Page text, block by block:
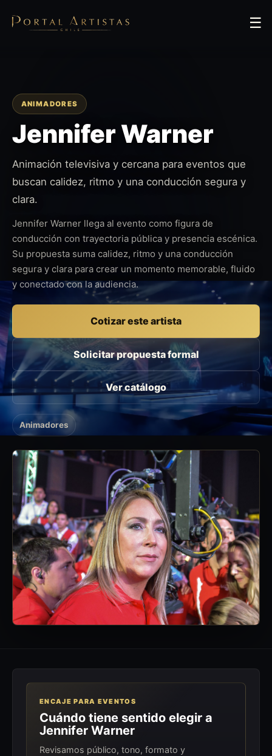
☰
ANIMADORES
Jennifer Warner
Animación televisiva y cercana para eventos que
buscan calidez, ritmo y una conducción segura y
clara.
Jennifer Warner llega al evento como figura de
conducción con trayectoria pública y presencia escénica.
Su propuesta suma calidez, ritmo y una conducción
segura y clara para crear un momento memorable, fluido
y conectado con la audiencia.
Cotizar este artista
Solicitar propuesta formal
Ver catálogo
Animadores
ENCAJE PARA EVENTOS
Cuándo tiene sentido elegir a
Jennifer Warner
Revisamos público, tono, formato y